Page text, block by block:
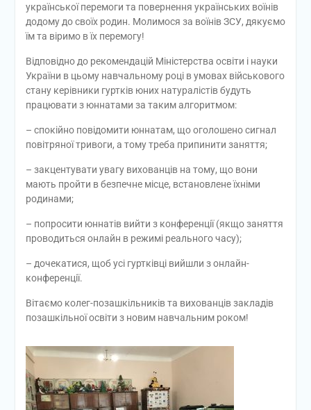
української перемоги та повернення українських воїнів
додому до своїх родин. Молимося за воїнів ЗСУ, дякуємо
їм та віримо в їх перемогу!
Відповідно до рекомендацій Міністерства освіти і науки
України в цьому навчальному році в умовах військового
стану керівники гуртків юних натуралістів будуть
працювати з юннатами за таким алгоритмом:
– спокійно повідомити юннатам, що оголошено сигнал
повітряної тривоги, а тому треба припинити заняття;
– закцентувати увагу вихованців на тому, що вони
мають пройти в безпечне місце, встановлене їхніми
родинами;
– попросити юннатів вийти з конференції (якщо заняття
проводиться онлайн в режимі реального часу);
– дочекатися, щоб усі гуртківці вийшли з онлайн-
конференції.
Вітаємо колег-позашкільників та вихованців закладів
позашкільної освіти з новим навчальним роком!